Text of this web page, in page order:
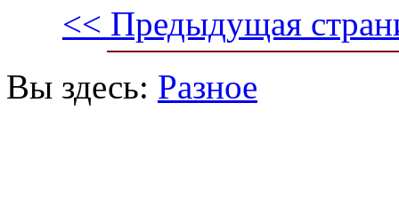
<< Предыдущая
Вы здесь: Разное